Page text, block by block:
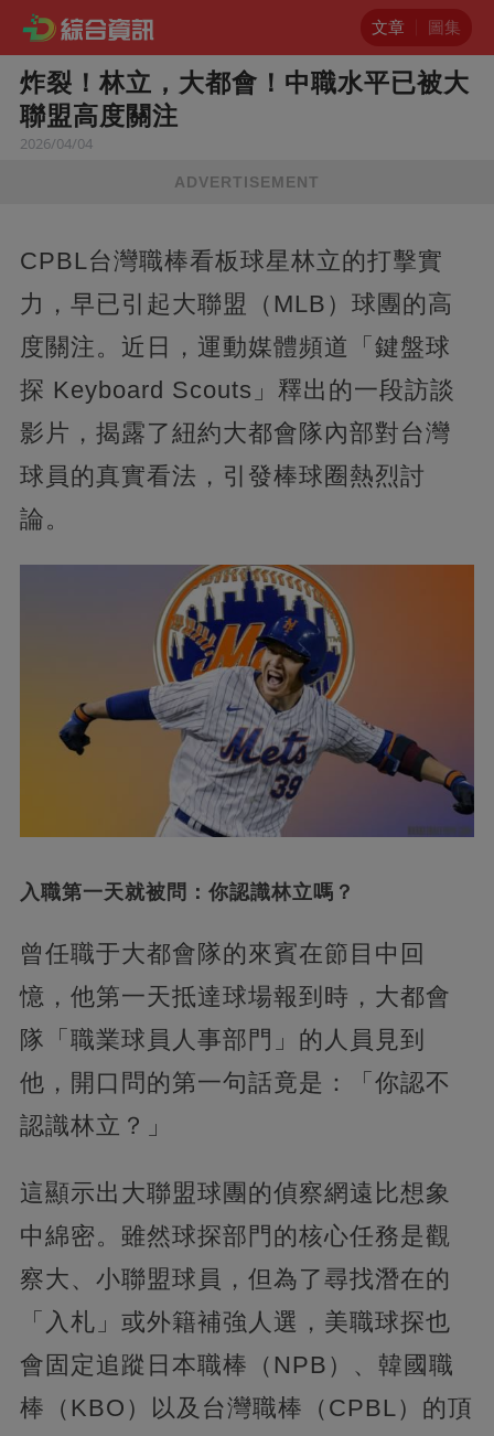
文章 圖集
炸裂！林立，大都會！中職水平已被大
聯盟高度關注
2026/04/04
ADVERTISEMENT
CPBL台灣職棒看板球星林立的打擊實
力，早已引起大聯盟（MLB）球團的高
度關注。近日，運動媒體頻道「鍵盤球
探 Keyboard Scouts」釋出的一段訪談
影片，揭露了紐約大都會隊內部對台灣
球員的真實看法，引發棒球圈熱烈討
論。
入職第一天就被問：你認識林立嗎？
曾任職于大都會隊的來賓在節目中回
憶，他第一天抵達球場報到時，大都會
隊「職業球員人事部門」的人員見到
他，開口問的第一句話竟是：「你認不
認識林立？」
這顯示出大聯盟球團的偵察網遠比想象
中綿密。雖然球探部門的核心任務是觀
察大、小聯盟球員，但為了尋找潛在的
「入札」或外籍補強人選，美職球探也
會固定追蹤日本職棒（NPB）、韓國職
棒（KBO）以及台灣職棒（CPBL）的頂